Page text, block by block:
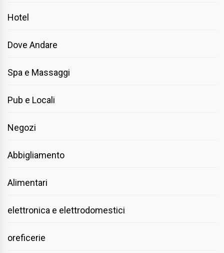
Hotel
Dove Andare
Spa e Massaggi
Pub e Locali
Negozi
Abbigliamento
Alimentari
elettronica e elettrodomestici
oreficerie